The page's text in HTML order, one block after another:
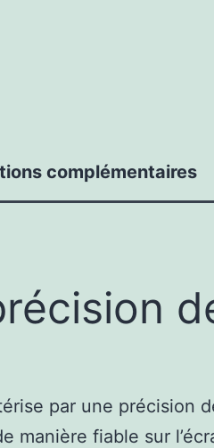
complémentaires
par une précision
manière fiable sur